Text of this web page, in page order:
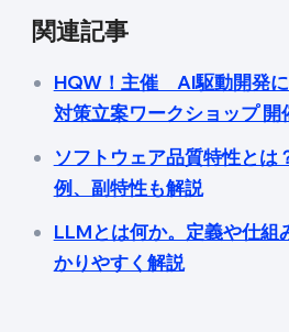
関連記事
HQW！主催 AI駆動開発に
対策立案ワークショップ 開
ソフトウェア品質特性とは
例、副特性も解説
LLMとは何か。定義や仕組
かりやすく解説